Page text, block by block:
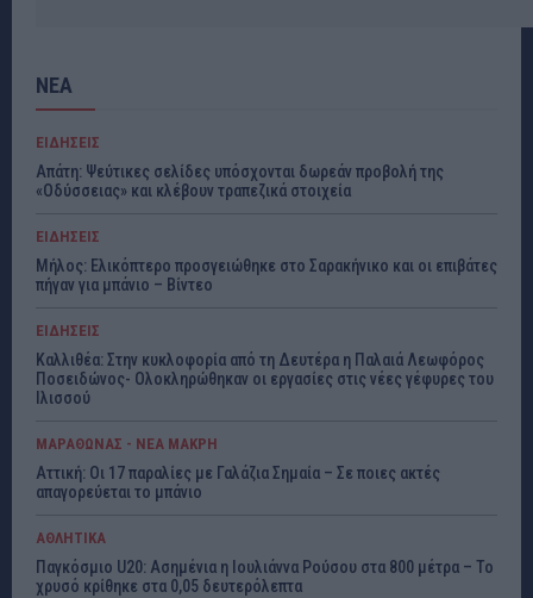
ΝΕΑ
ΕΙΔΗΣΕΙΣ
Απάτη: Ψεύτικες σελίδες υπόσχονται δωρεάν προβολή της
«Οδύσσειας» και κλέβουν τραπεζικά στοιχεία
ΕΙΔΗΣΕΙΣ
Μήλος: Ελικόπτερο προσγειώθηκε στο Σαρακήνικο και οι επιβάτες
πήγαν για μπάνιο – Βίντεο
ΕΙΔΗΣΕΙΣ
Καλλιθέα: Στην κυκλοφορία από τη Δευτέρα η Παλαιά Λεωφόρος
Ποσειδώνος- Ολοκληρώθηκαν οι εργασίες στις νέες γέφυρες του
Ιλισσού
ΜΑΡΑΘΩΝΑΣ - ΝΕΑ ΜΑΚΡΗ
Αττική: Οι 17 παραλίες με Γαλάζια Σημαία – Σε ποιες ακτές
απαγορεύεται το μπάνιο
ΑΘΛΗΤΙΚΑ
Παγκόσμιο U20: Ασημένια η Ιουλιάννα Ρούσου στα 800 μέτρα – Το
χρυσό κρίθηκε στα 0,05 δευτερόλεπτα